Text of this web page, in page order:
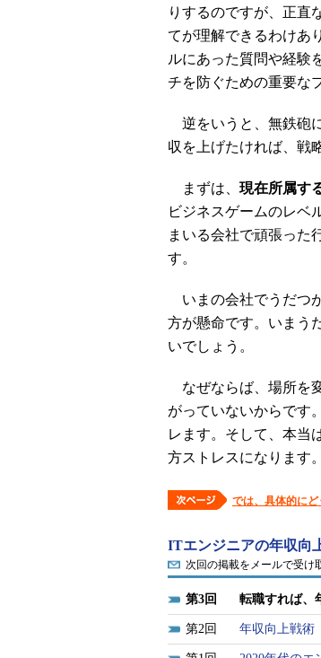
りするのですが、正直
てが理解できるわけあ
ルにあった質問や経験
チを防ぐための重要な
逆をいうと、無鉄砲
収を上げたければ、戦
まずは、 現在所属す
ビジネスゲームのレベ
まいる会社で頑張った
す。
いまの会社でうだつ
方が懸命です。いまう
いでしょう。
なぜならば、場所を
がっていないからです
レます。そして、本当
方ストレスになります。
では、具体的に
ITエンジニアの年収向
次回の掲載をメールで受け
3 転職すれば、
2 年収向上戦術